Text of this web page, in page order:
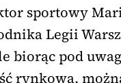
sportowy
Legii
biorąc pod
rynkową,